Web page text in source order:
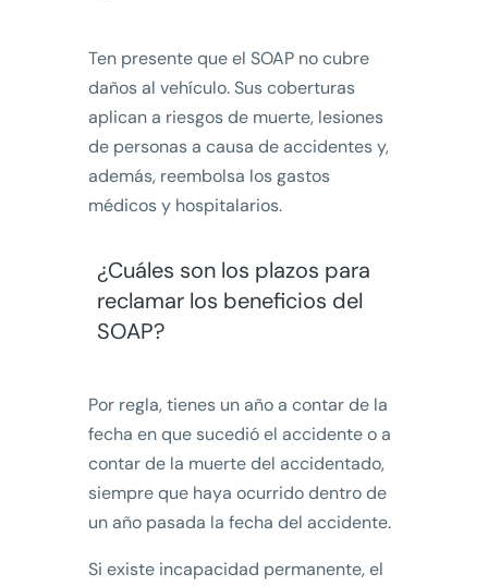
Ten presente que el SOAP no cubre
daños al vehículo. Sus coberturas
aplican a riesgos de muerte, lesiones
de personas a causa de accidentes y,
además, reembolsa los gastos
médicos y hospitalarios.
¿Cuáles son los plazos para
reclamar los beneficios del
SOAP?
Por regla, tienes un año a contar de la
fecha en que sucedió el accidente o a
contar de la muerte del accidentado,
siempre que haya ocurrido dentro de
un año pasada la fecha del accidente.
Si existe incapacidad permanente, el